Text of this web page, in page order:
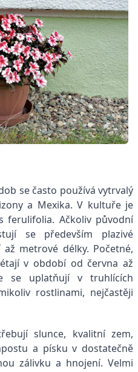
se často používá vytrvalý
a Mexika. V kultuře je
ferulifolia. Ačkoliv původní
se především plazivé
metrové délky. Početné,
v období od června až
se uplatňují v truhlících
rostlinami, nejčastěji
slunce, kvalitní zem,
a písku v dostatečně
zálivku a hnojení. Velmi